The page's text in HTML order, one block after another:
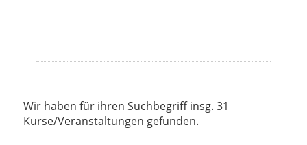
Wir haben für ihren Suchbegriff insg. 31
Kurse/Veranstaltungen gefunden.